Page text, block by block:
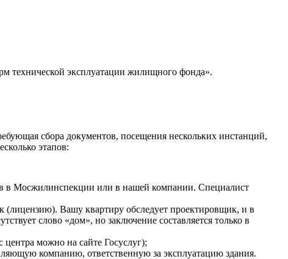
технической эксплуатации жилищного фонда».
сбора документов, посещения нескольких инстанций,
этапов:
в Мосжилинспекции или в нашей компании. Специалист
(лицензию). Вашу квартиру обследует проектировщик, и в
слово «дом», но заключение составляется только в
можно на сайте Госуслуг);
компанию, ответственную за эксплуатацию здания.